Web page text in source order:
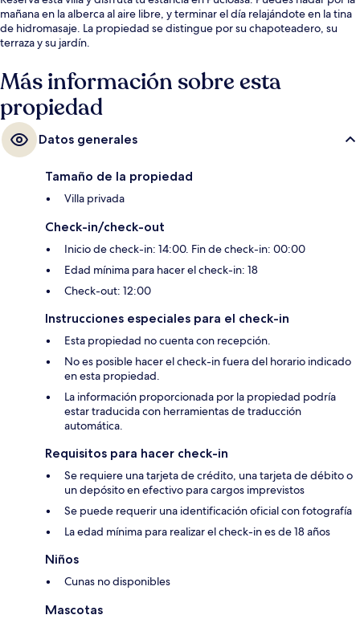
mañana en la alberca al aire libre, y terminar el día relajándote en la tina
de hidromasaje. La propiedad se distingue por su chapoteadero, su
terraza y su jardín.
Más información sobre esta
propiedad
Datos generales
Tamaño de la propiedad
Villa privada
Check-in/check-out
Inicio de check-in: 14:00. Fin de check-in: 00:00
Edad mínima para hacer el check-in: 18
Check-out: 12:00
Instrucciones especiales para el check-in
Esta propiedad no cuenta con recepción.
No es posible hacer el check-in fuera del horario indicado
en esta propiedad.
La información proporcionada por la propiedad podría
estar traducida con herramientas de traducción
automática.
Requisitos para hacer check-in
Se requiere una tarjeta de crédito, una tarjeta de débito o
un depósito en efectivo para cargos imprevistos
Se puede requerir una identificación oficial con fotografía
La edad mínima para realizar el check-in es de 18 años
Niños
Cunas no disponibles
Mascotas